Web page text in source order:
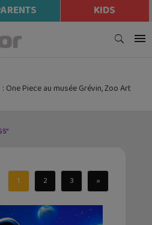
KIDS
One Piece au musée Grévin, Zoo Art
1 2 3 »